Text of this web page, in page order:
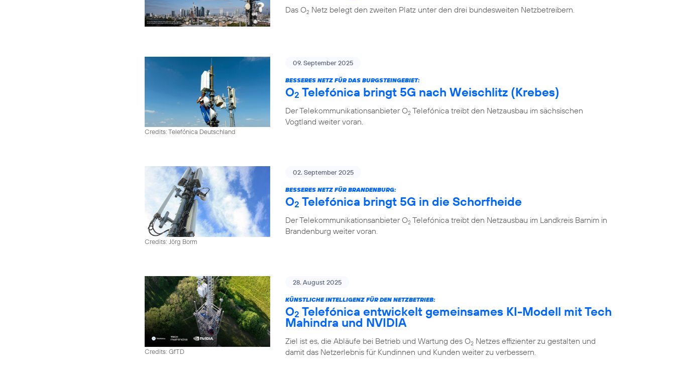
Das O2 Netz belegt den zweiten Platz unter den drei bundesweiten Netzbetreibern.
Credits: Telefónica Deutschland
09. September 2025
BESSERES NETZ FÜR DAS BURGSTEINGEBIET:
O2 Telefónica bringt 5G nach Weischlitz (Krebes)
Der Telekommunikationsanbieter O2 Telefónica treibt den Netzausbau im sächsischen
Vogtland weiter voran.
Credits: Jörg Borm
02. September 2025
BESSERES NETZ FÜR BRANDENBURG:
O2 Telefónica bringt 5G in die Schorfheide
Der Telekommunikationsanbieter O2 Telefónica treibt den Netzausbau im Landkreis Barnim in
Brandenburg weiter voran.
Credits: GfTD
28. August 2025
KÜNSTLICHE INTELLIGENZ FÜR DEN NETZBETRIEB:
O2 Telefónica entwickelt gemeinsames KI-Modell mit Tech
Mahindra und NVIDIA
Ziel ist es, die Abläufe bei Betrieb und Wartung des O2 Netzes effizienter zu gestalten und
damit das Netzerlebnis für Kundinnen und Kunden weiter zu verbessern.